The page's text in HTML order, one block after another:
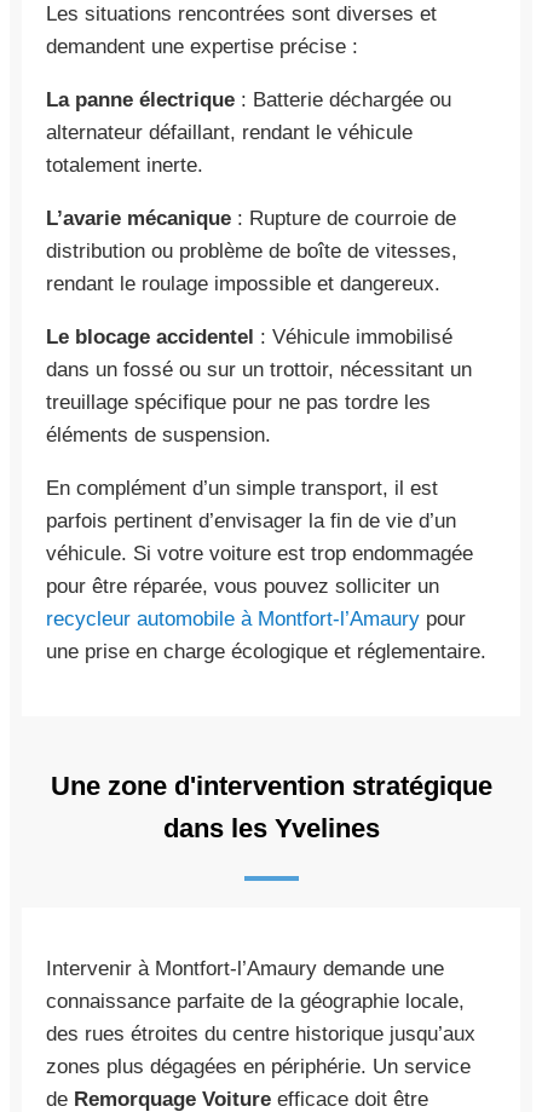
Les situations rencontrées sont diverses et
demandent une expertise précise :
La panne électrique : Batterie déchargée ou
alternateur défaillant, rendant le véhicule
totalement inerte.
L’avarie mécanique : Rupture de courroie de
distribution ou problème de boîte de vitesses,
rendant le roulage impossible et dangereux.
Le blocage accidentel : Véhicule immobilisé
dans un fossé ou sur un trottoir, nécessitant un
treuillage spécifique pour ne pas tordre les
éléments de suspension.
En complément d’un simple transport, il est
parfois pertinent d’envisager la fin de vie d’un
véhicule. Si votre voiture est trop endommagée
pour être réparée, vous pouvez solliciter un
recycleur automobile à Montfort-l’Amaury pour
une prise en charge écologique et réglementaire.
Une zone d'intervention stratégique
dans les Yvelines
Intervenir à Montfort-l’Amaury demande une
connaissance parfaite de la géographie locale,
des rues étroites du centre historique jusqu’aux
zones plus dégagées en périphérie. Un service
de Remorquage Voiture efficace doit être